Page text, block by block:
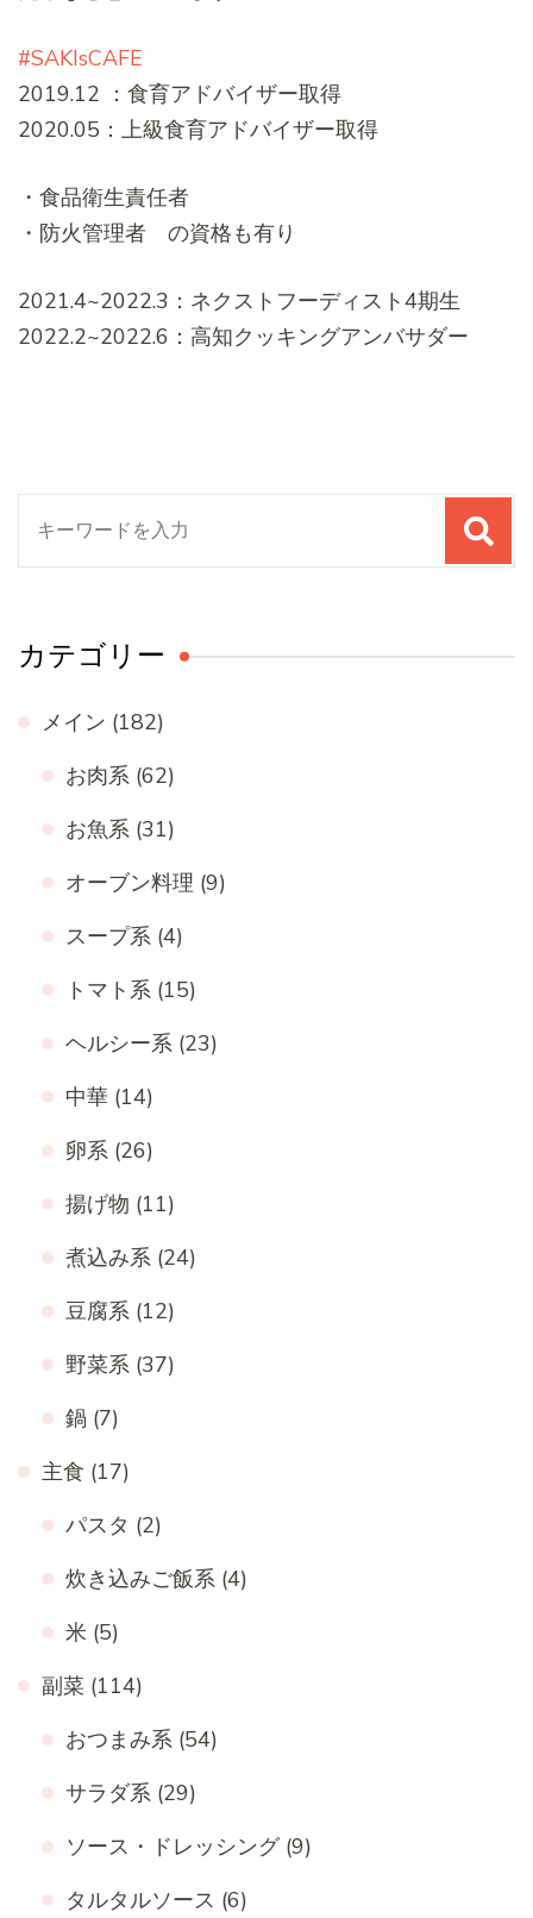
#SAKIsCAFE
2019.12 ：食育アドバイザー取得
2020.05：上級食育アドバイザー取得
・食品衛生責任者
・防火管理者 の資格も有り
2021.4~2022.3：ネクストフーディスト4期生
2022.2~2022.6：高知クッキングアンバサダー
カテゴリー
メイン (182)
お肉系 (62)
お魚系 (31)
オーブン料理 (9)
スープ系 (4)
トマト系 (15)
ヘルシー系 (23)
中華 (14)
卵系 (26)
揚げ物 (11)
煮込み系 (24)
豆腐系 (12)
野菜系 (37)
鍋 (7)
主食 (17)
パスタ (2)
炊き込みご飯系 (4)
米 (5)
副菜 (114)
おつまみ系 (54)
サラダ系 (29)
ソース・ドレッシング(9)
タルタルソース (6)